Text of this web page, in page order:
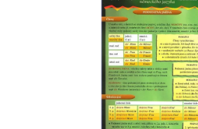
hvězdiček.